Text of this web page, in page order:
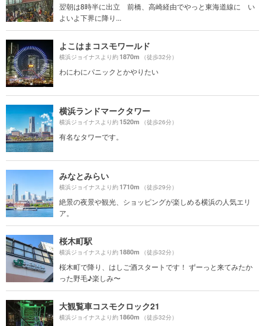
翌朝は8時半に出立 前橋、高崎経由でやっと東海道線に い
よいよ下界に降り...
よこはまコスモワールド
横浜ジョイナスより約1870m （徒歩32分）
わにわにパニックとかやりたい
横浜ランドマークタワー
横浜ジョイナスより約1520m （徒歩26分）
有名なタワーです。
みなとみらい
横浜ジョイナスより約1710m （徒歩29分）
絶景の夜景や観光、ショッピングが楽しめる横浜の人気エリ
ア。
桜木町駅
横浜ジョイナスより約1880m （徒歩32分）
桜木町で降り、はしご酒スタートです！ ずーっと来てみたか
った野毛♪楽しみ〜
大観覧車コスモクロック21
横浜ジョイナスより約1860m （徒歩32分）